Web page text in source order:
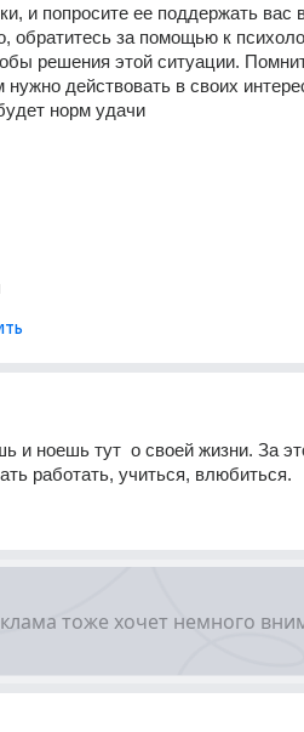
и попросите ее поддержать вас
обратитесь за помощью к
решения этой ситуации.
действовать в своих
норм удачи
и ноешь тут  о своей жизни. За
работать, учиться, влюбиться.